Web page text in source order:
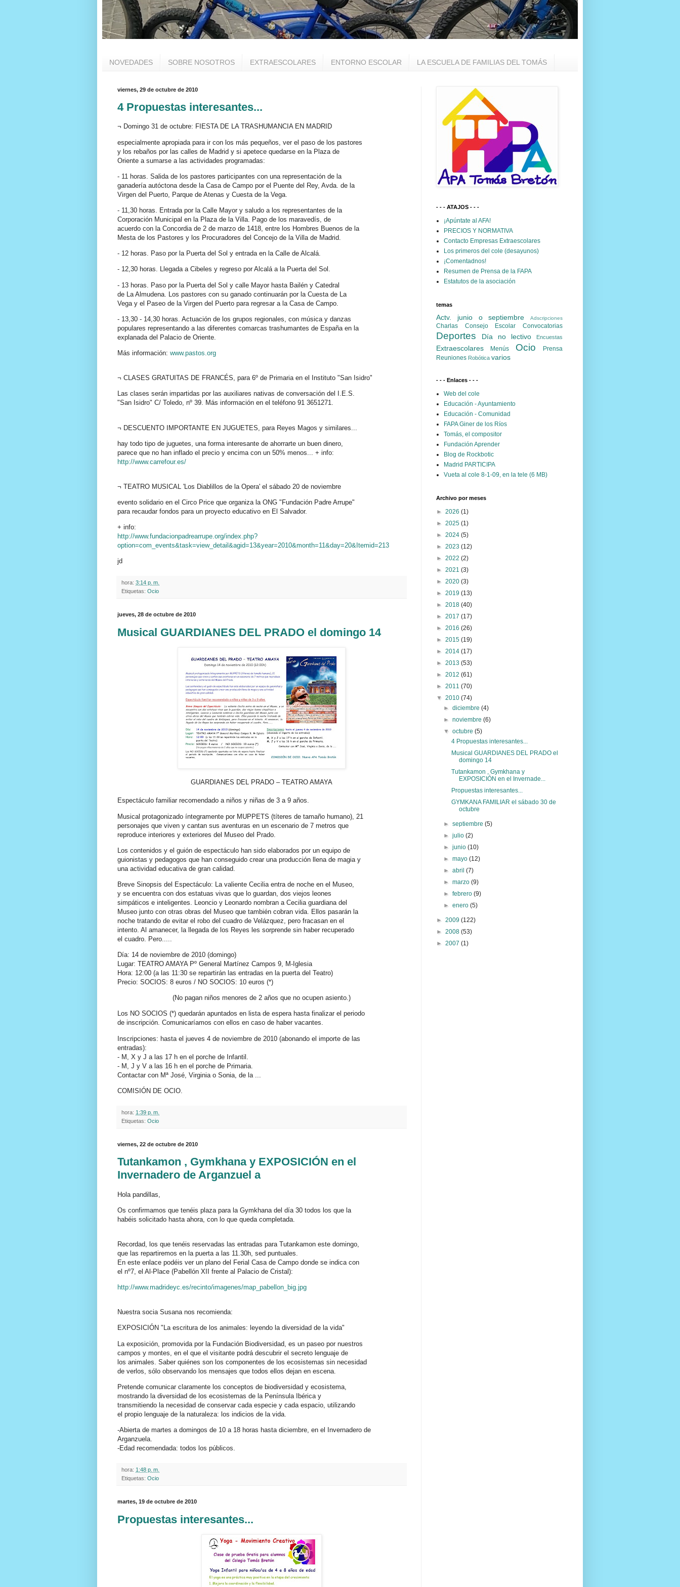
NOVEDADES SOBRE NOSOTROS EXTRAESCOLARES ENTORNO ESCOLAR LA ESCUELA DE FAMILIAS DEL TOMÁS
viernes, 29 de octubre de 2010
4 Propuestas interesantes...
¬ Domingo 31 de octubre: FIESTA DE LA TRASHUMANCIA EN MADRID
especialmente apropiada para ir con los más pequeños, ver el paso de los pastores
y los rebaños por las calles de Madrid y si apetece quedarse en la Plaza de
Oriente a sumarse a las actividades programadas:
- 11 horas. Salida de los pastores participantes con una representación de la
ganadería autóctona desde la Casa de Campo por el Puente del Rey, Avda. de la
Virgen del Puerto, Parque de Atenas y Cuesta de la Vega.
- 11,30 horas. Entrada por la Calle Mayor y saludo a los representantes de la
Corporación Municipal en la Plaza de la Villa. Pago de los maravedís, de
acuerdo con la Concordia de 2 de marzo de 1418, entre los Hombres Buenos de la
Mesta de los Pastores y los Procuradores del Concejo de la Villa de Madrid.
- 12 horas. Paso por la Puerta del Sol y entrada en la Calle de Alcalá.
- 12,30 horas. Llegada a Cibeles y regreso por Alcalá a la Puerta del Sol.
- 13 horas. Paso por la Puerta del Sol y calle Mayor hasta Bailén y Catedral
de La Almudena. Los pastores con su ganado continuarán por la Cuesta de La
Vega y el Paseo de la Virgen del Puerto para regresar a la Casa de Campo.
- 13,30 - 14,30 horas. Actuación de los grupos regionales, con música y danzas
populares representando a las diferentes comarcas trashumantes de España en la
explanada del Palacio de Oriente.
Más información: www.pastos.org
¬ CLASES GRATUITAS DE FRANCÉS, para 6º de Primaria en el Instituto "San Isidro"
Las clases serán impartidas por las auxiliares nativas de conversación del I.E.S.
"San Isidro" C/ Toledo, nº 39. Más información en el teléfono 91 3651271.
¬ DESCUENTO IMPORTANTE EN JUGUETES, para Reyes Magos y similares...
hay todo tipo de juguetes, una forma interesante de ahorrarte un buen dinero,
parece que no han inflado el precio y encima con un 50% menos... + info:
http://www.carrefour.es/
¬ TEATRO MUSICAL 'Los Diablillos de la Opera' el sábado 20 de noviembre
evento solidario en el Circo Price que organiza la ONG "Fundación Padre Arrupe"
para recaudar fondos para un proyecto educativo en El Salvador.
+ info:
http://www.fundacionpadrearrupe.org/index.php?
option=com_events&task=view_detail&agid=13&year=2010&month=11&day=20&Itemid=213
jd
hora: 3:14 p. m.
Etiquetas: Ocio
jueves, 28 de octubre de 2010
Musical GUARDIANES DEL PRADO el domingo 14
GUARDIANES DEL PRADO – TEATRO AMAYA
Espectáculo familiar recomendado a niños y niñas de 3 a 9 años.
Musical protagonizado íntegramente por MUPPETS (títeres de tamaño humano), 21
personajes que viven y cantan sus aventuras en un escenario de 7 metros que
reproduce interiores y exteriores del Museo del Prado.
Los contenidos y el guión de espectáculo han sido elaborados por un equipo de
guionistas y pedagogos que han conseguido crear una producción llena de magia y
una actividad educativa de gran calidad.
Breve Sinopsis del Espectáculo: La valiente Cecilia entra de noche en el Museo,
y se encuentra con dos estatuas vivas que lo guardan, dos viejos leones
simpáticos e inteligentes. Leoncio y Leonardo nombran a Cecilia guardiana del
Museo junto con otras obras del Museo que también cobran vida. Ellos pasarán la
noche tratando de evitar el robo del cuadro de Velázquez, pero fracasan en el
intento. Al amanecer, la llegada de los Reyes les sorprende sin haber recuperado
el cuadro. Pero.....
Día: 14 de noviembre de 2010 (domingo)
Lugar: TEATRO AMAYA Pº General Martínez Campos 9, M-Iglesia
Hora: 12:00 (a las 11:30 se repartirán las entradas en la puerta del Teatro)
Precio: SOCIOS: 8 euros / NO SOCIOS: 10 euros (*)
(No pagan niños menores de 2 años que no ocupen asiento.)
Los NO SOCIOS (*) quedarán apuntados en lista de espera hasta finalizar el periodo
de inscripción. Comunicaríamos con ellos en caso de haber vacantes.
Inscripciones: hasta el jueves 4 de noviembre de 2010 (abonando el importe de las
entradas):
- M, X y J a las 17 h en el porche de Infantil.
- M, J y V a las 16 h en el porche de Primaria.
Contactar con Mª José, Virginia o Sonia, de la ...
COMISIÓN DE OCIO.
hora: 1:39 p. m.
Etiquetas: Ocio
viernes, 22 de octubre de 2010
Tutankamon , Gymkhana y EXPOSICIÓN en el
Invernadero de Arganzuel a
Hola pandillas,
Os confirmamos que tenéis plaza para la Gymkhana del día 30 todos los que la
habéis solicitado hasta ahora, con lo que queda completada.
Recordad, los que tenéis reservadas las entradas para Tutankamon este domingo,
que las repartiremos en la puerta a las 11.30h, sed puntuales.
En este enlace podéis ver un plano del Ferial Casa de Campo donde se indica con
el nº7, el Al-Place (Pabellón XII frente al Palacio de Cristal):
http://www.madrideyc.es/recinto/imagenes/map_pabellon_big.jpg
Nuestra socia Susana nos recomienda:
EXPOSICIÓN "La escritura de los animales: leyendo la diversidad de la vida"
La exposición, promovida por la Fundación Biodiversidad, es un paseo por nuestros
campos y montes, en el que el visitante podrá descubrir el secreto lenguaje de
los animales. Saber quiénes son los componentes de los ecosistemas sin necesidad
de verlos, sólo observando los mensajes que todos ellos dejan en escena.
Pretende comunicar claramente los conceptos de biodiversidad y ecosistema,
mostrando la diversidad de los ecosistemas de la Península Ibérica y
transmitiendo la necesidad de conservar cada especie y cada espacio, utilizando
el propio lenguaje de la naturaleza: los indicios de la vida.
-Abierta de martes a domingos de 10 a 18 horas hasta diciembre, en el Invernadero de
Arganzuela.
-Edad recomendada: todos los públicos.
hora: 1:48 p. m.
Etiquetas: Ocio
martes, 19 de octubre de 2010
Propuestas interesantes...
- - - ATAJOS - - -
¡Apúntate al AFA!
PRECIOS Y NORMATIVA
Contacto Empresas Extraescolares
Los primeros del cole (desayunos)
¡Comentadnos!
Resumen de Prensa de la FAPA
Estatutos de la asociación
temas
Actv. junio o septiembre Adscripciones
Charlas Consejo Escolar Convocatorias
Deportes Día no lectivo Encuestas
Extraescolares Menús Ocio
Prensa
Reuniones Robótica varios
- - - Enlaces - - -
Web del cole
Educación - Ayuntamiento
Educación - Comunidad
FAPA Giner de los Ríos
Tomás, el compositor
Fundación Aprender
Blog de Rockbotic
Madrid PARTICIPA
Vueta al cole 8-1-09, en la tele (6 MB)
Archivo por meses
► 2026 (1)
► 2025 (1)
► 2024 (5)
► 2023 (12)
► 2022 (2)
► 2021 (3)
► 2020 (3)
► 2019 (13)
► 2018 (40)
► 2017 (17)
► 2016 (26)
► 2015 (19)
► 2014 (17)
► 2013 (53)
► 2012 (61)
► 2011 (70)
▼ 2010 (74)
►diciembre(4)
►noviembre(6)
▼octubre(5)
4 Propuestas interesantes...
Musical GUARDIANES DEL PRADO el
domingo 14
Tutankamon , Gymkhana y
EXPOSICIÓN en el Invernade...
Propuestas interesantes...
GYMKANA FAMILIAR el sábado 30 de
octubre
►septiembre(5)
►julio(2)
►junio(10)
►mayo(12)
►abril(7)
►marzo(9)
►febrero(9)
►enero(5)
► 2009 (122)
► 2008 (53)
► 2007 (1)